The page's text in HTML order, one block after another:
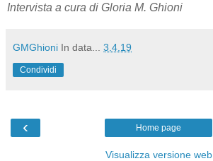
Intervista a cura di Gloria M. Ghioni
GMGhioni In data... 3.4.19
Condividi
‹ Home page
Visualizza versione web